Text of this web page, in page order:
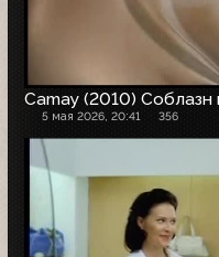
Camay (2010) Соблазн
5 мая 2026, 20:41 356